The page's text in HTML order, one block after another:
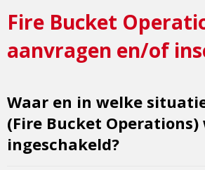
Fire Bucket
aanvragen en/of
Waar en in welke
(Fire Bucket Operations)
ingeschakeld?